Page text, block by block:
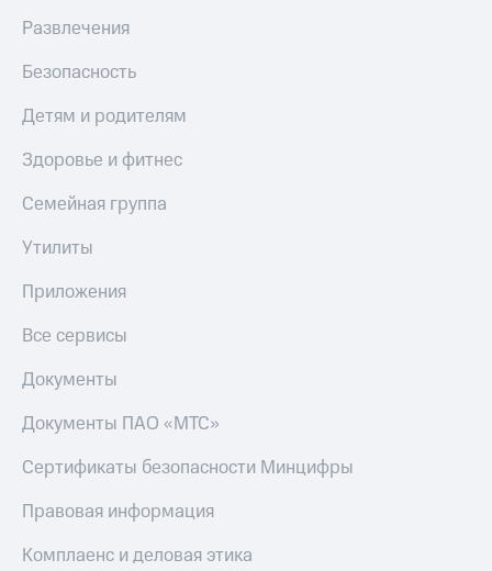
Развлечения
Безопасность
Детям и родителям
Здоровье и фитнес
Семейная группа
Утилиты
Приложения
Все сервисы
Документы
Документы ПАО «МТС»
Сертификаты безопасности Минцифры
Правовая информация
Комплаенс и деловая этика